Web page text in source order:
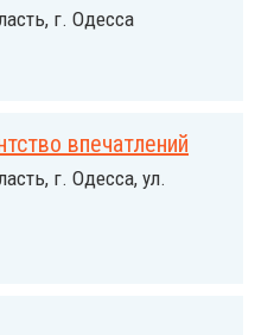
г. Одесса
впечатлений
г. Одесса, ул.